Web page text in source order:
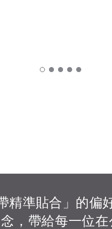
精準貼合」的偏
，帶給每一位